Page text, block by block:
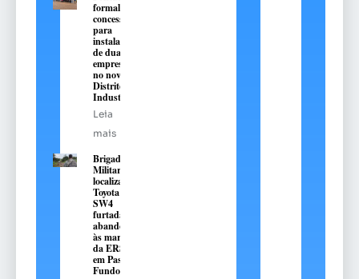
formaliza
concessões
para
instalação
de duas
empresas
no novo
Distrito
Industrial
Leia
mais
Brigada
Militar
localiza
Toyota Hilux
SW4
furtada e
abandonada
às margens
da ERS-324,
em Passo
Fundo